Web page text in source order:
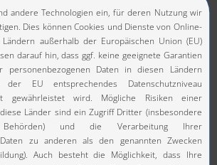
… 41 42 43
E-Mail-Adresse